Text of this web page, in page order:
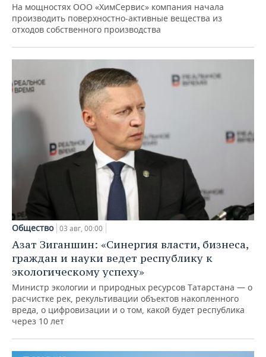
На мощностях ООО «ХимСервис» компания начала
производить поверхностно-активные вещества из
отходов собственного производства
Общество 03 авг, 00:00
Азат Зиганшин: «Синергия власти, бизнеса,
граждан и науки ведет республику к
экологическому успеху»
Министр экологии и природных ресурсов Татарстана — о
расчистке рек, рекультивации объектов накопленного
вреда, о цифровизации и о том, какой будет республика
через 10 лет